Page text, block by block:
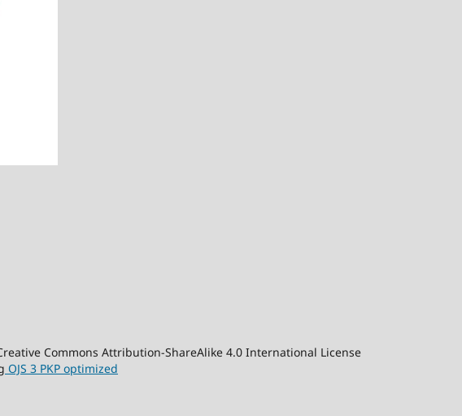
Commons Attribution-ShareAlike 4.0 International License
OJS 3 PKP optimized